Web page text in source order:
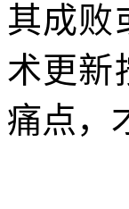
其成败
术更新
痛点，